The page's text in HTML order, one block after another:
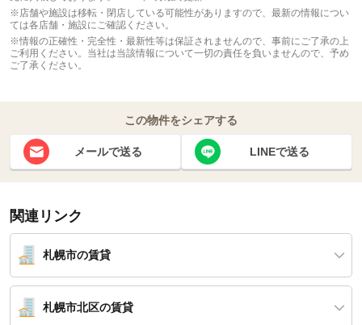
※店舗や施設は移転・閉店している可能性がありますので、最新の情報につい
ては各店舗・施設にご確認ください。
※情報の正確性・完全性・最新性等は保証されませんので、事前にご了承の上
ご利用ください。当社は当該情報について一切の責任を負いませんので、予め
ご了承ください。
この物件をシェアする
メールで送る LINEで送る
関連リンク
札幌市の賃貸
札幌市北区の賃貸